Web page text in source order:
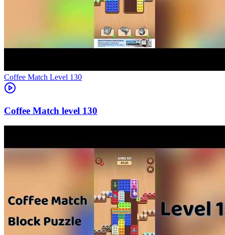
Level 130
130